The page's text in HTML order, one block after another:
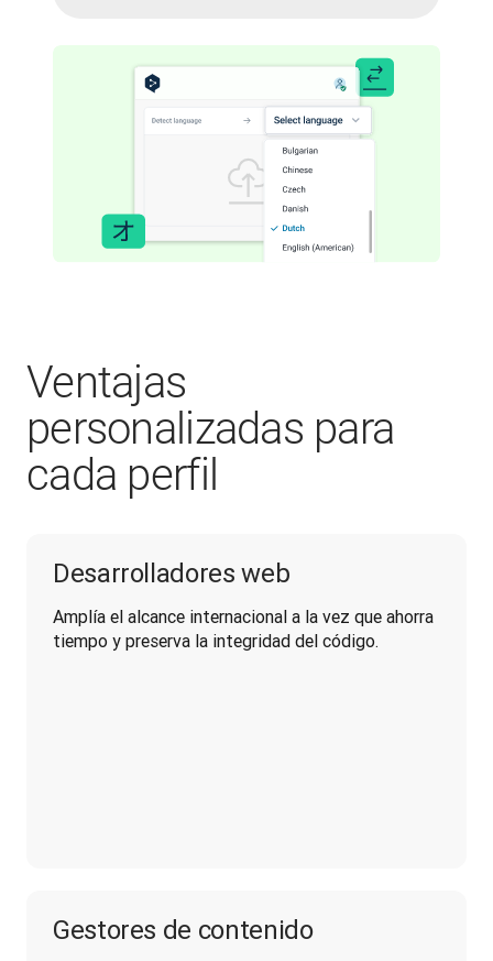
Ventajas
personalizadas para
cada perfil
Desarrolladores web
Amplía el alcance internacional a la vez que ahorra
tiempo y preserva la integridad del código.
Gestores de contenido